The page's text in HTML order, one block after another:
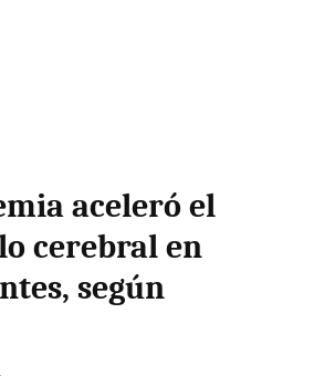
aceleró el
cerebral en
según